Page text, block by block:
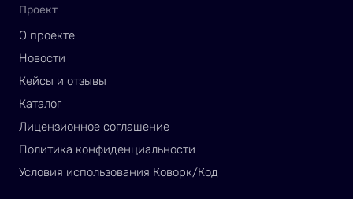
Проект
О проекте
Новости
Кейсы и отзывы
Каталог
Лицензионное соглашение
Политика конфиденциальности
Условия использования Коворк/Код